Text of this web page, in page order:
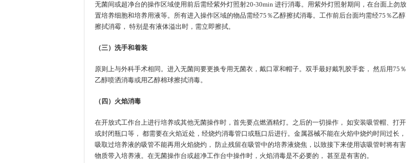
无菌间或超净台的操作区域使用前后需经紫外灯照射20-30min 进行消毒。用紫外灯照射期间，在台面上勿放
置培养细胞和培养用液等。所有进入操作区域的物品需经75％乙醇擦拭消毒。工作前后台面均需经75％乙醇
擦拭消霉， 特别是有液体溢出时，需立即擦拭。
（三）洗手和着装
原则上与外科手术相同。进入无菌间要更换专用无菌衣，戴口罩和帽子。双手最好戴乳胶手套， 然后用75％
乙醇喷洒消毒或用乙醇棉球擦拭消毒。
（四）火焰消毒
在开放式工作台上进行培养或其他无菌操作时，首先要点燃酒精灯。之后的一切操作， 如安装吸管帽、打开
或封闭瓶口等， 都需要在火焰近处，经烧灼消毒管口或瓶口后进行。金属器械不能在火焰中烧灼时间过长，
吸取过培养液的吸管不能再用火焰烧灼， 防止残留在吸管中的培养液烧焦，以致接下来使用该吸管时将有害
物质带入培养液。在无菌操作台或超净工作台中操作时，火焰消毒是不必要的， 甚至是有害的。